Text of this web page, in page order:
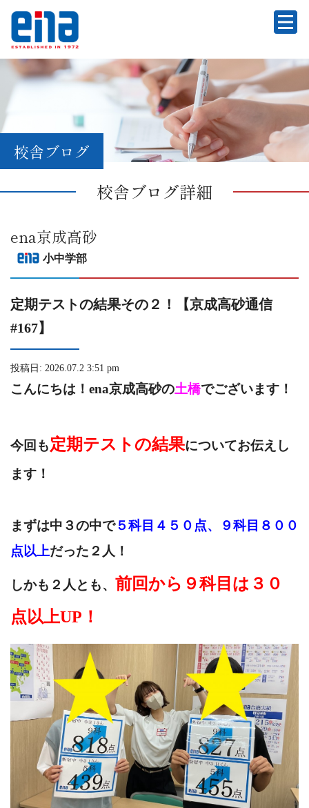
校舎ブログ
校舎ブログ詳細
ena京成高砂
小中学部
定期テストの結果その２！【京成高砂通信
#167】
投稿日: 2026.07.2 3:51 pm
こんにちは！ena京成高砂の土橋でございます！
今回も定期テストの結果についてお伝えし
ます！
まずは中３の中で５科目４５０点、９科目８００
点以上だった２人！
しかも２人とも、 前回から９科目は３０
点以上UP！